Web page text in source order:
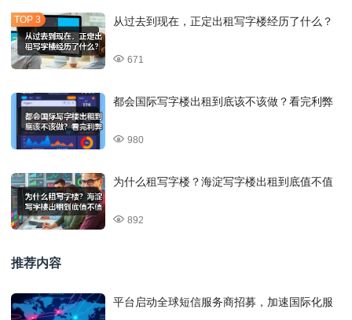
从过去到现在，正定出租写字楼经历了什么？
671
都会国际写字楼出租到底该不该做？看完利弊
980
为什么租写字楼？海淀写字楼出租到底值不值
892
推荐内容
平台启动全球短信服务商招募，加速国际化服